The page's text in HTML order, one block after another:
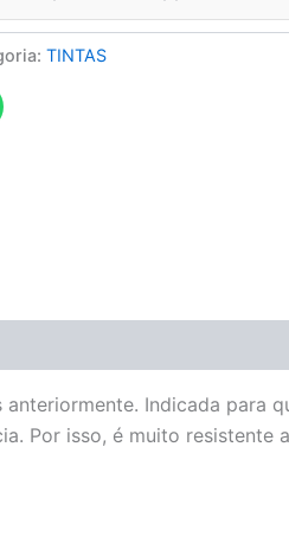
TINTAS
Indicada para
Por isso, é muito resistente